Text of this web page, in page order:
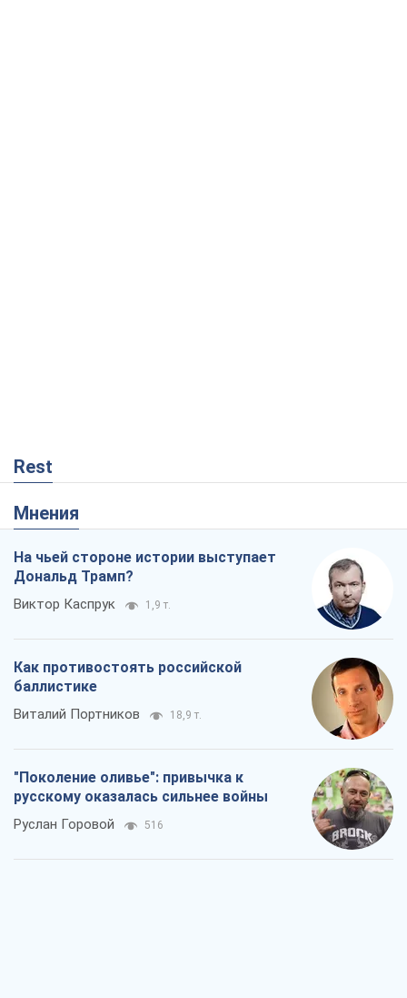
Rest
Мнения
На чьей стороне истории выступает
Дональд Трамп?
Виктор Каспрук 1,9 т.
Как противостоять российской
баллистике
Виталий Портников 18,9 т.
"Поколение оливье": привычка к
русскому оказалась сильнее войны
Руслан Горовой 516